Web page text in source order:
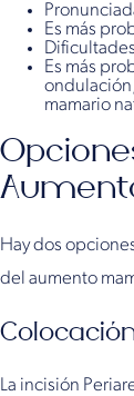
Es más
Es más
mamario
Hay dos
del aumento
La incisión